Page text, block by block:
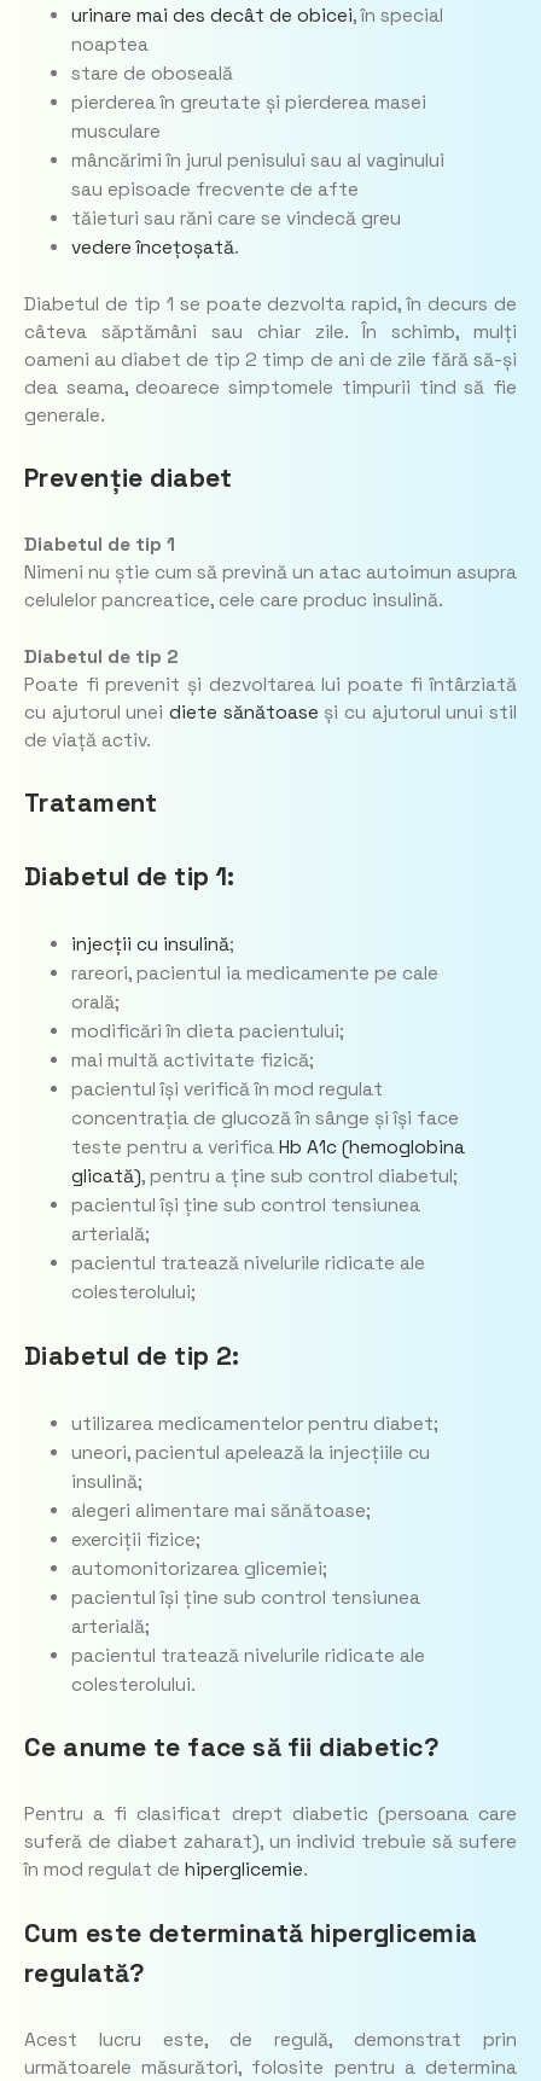
urinare mai des decât de obicei, în special
noaptea
stare de oboseală
pierderea în greutate și pierderea masei
musculare
mâncărimi în jurul penisului sau al vaginului
sau episoade frecvente de afte
tăieturi sau răni care se vindecă greu
vedere încețoșată.
Diabetul de tip 1 se poate dezvolta rapid, în decurs de
câteva săptămâni sau chiar zile. În schimb, mulți
oameni au diabet de tip 2 timp de ani de zile fără să-și
dea seama, deoarece simptomele timpurii tind să fie
generale.
Prevenție diabet
Diabetul de tip 1
Nimeni nu știe cum să prevină un atac autoimun asupra
celulelor pancreatice, cele care produc insulină.
Diabetul de tip 2
Poate fi prevenit și dezvoltarea lui poate fi întârziată
cu ajutorul unei diete sănătoase și cu ajutorul unui stil
de viață activ.
Tratament
Diabetul de tip 1:
injecții cu insulină;
rareori, pacientul ia medicamente pe cale
orală;
modificări în dieta pacientului;
mai multă activitate fizică;
pacientul își verifică în mod regulat
concentrația de glucoză în sânge și își face
teste pentru a verifica Hb A1c (hemoglobina
glicată), pentru a ține sub control diabetul;
pacientul își ține sub control tensiunea
arterială;
pacientul tratează nivelurile ridicate ale
colesterolului;
Diabetul de tip 2:
utilizarea medicamentelor pentru diabet;
uneori, pacientul apelează la injecțiile cu
insulină;
alegeri alimentare mai sănătoase;
exerciții fizice;
automonitorizarea glicemiei;
pacientul își ține sub control tensiunea
arterială;
pacientul tratează nivelurile ridicate ale
colesterolului.
Ce anume te face să fii diabetic?
Pentru a fi clasificat drept diabetic (persoana care
suferă de diabet zaharat), un individ trebuie să sufere
în mod regulat de hiperglicemie.
Cum este determinată hiperglicemia
regulată?
Acest lucru este, de regulă, demonstrat prin
următoarele măsurători, folosite pentru a determina